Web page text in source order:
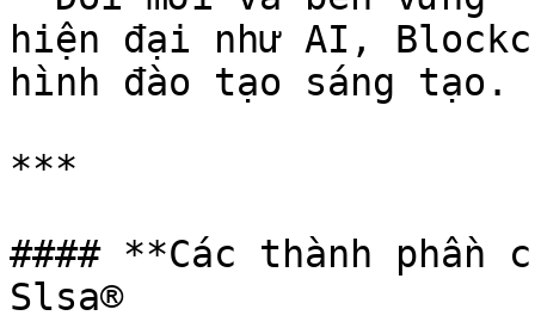
hiện đại như AI,
hình đào tạo sáng tạo.
***
#### **Các thành
Slsa®